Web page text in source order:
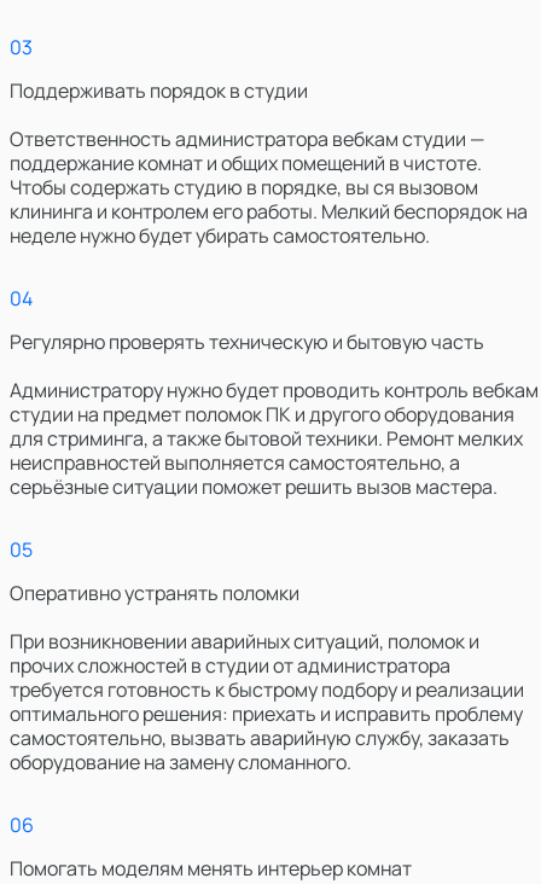
03
Поддерживать порядок в студии
Ответственность администратора вебкам студии —
поддержание комнат и общих помещений в чистоте.
Чтобы содержать студию в порядке, вы ся вызовом
клининга и контролем его работы. Мелкий беспорядок на
неделе нужно будет убирать самостоятельно.
04
Регулярно проверять техническую и бытовую часть
Администратору нужно будет проводить контроль вебкам
студии на предмет поломок ПК и другого оборудования
для стриминга, а также бытовой техники. Ремонт мелких
неисправностей выполняется самостоятельно, а
серьёзные ситуации поможет решить вызов мастера.
05
Оперативно устранять поломки
При возникновении аварийных ситуаций, поломок и
прочих сложностей в студии от администратора
требуется готовность к быстрому подбору и реализации
оптимального решения: приехать и исправить проблему
самостоятельно, вызвать аварийную службу, заказать
оборудование на замену сломанного.
06
Помогать моделям менять интерьер комнат